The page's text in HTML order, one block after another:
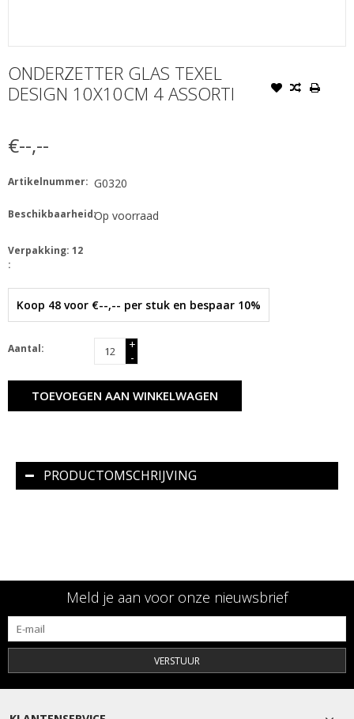
ONDERZETTER GLAS TEXEL
DESIGN 10X10CM 4 ASSORTI
€--,--
Artikelnummer: G0320
Beschikbaarheid:Op voorraad
Verpakking: 12
:
Koop 48 voor €--,-- per stuk en bespaar 10%
Aantal:
+
-
TOEVOEGEN AAN WINKELWAGEN
PRODUCTOMSCHRIJVING
Meld je aan voor onze nieuwsbrief
VERSTUUR